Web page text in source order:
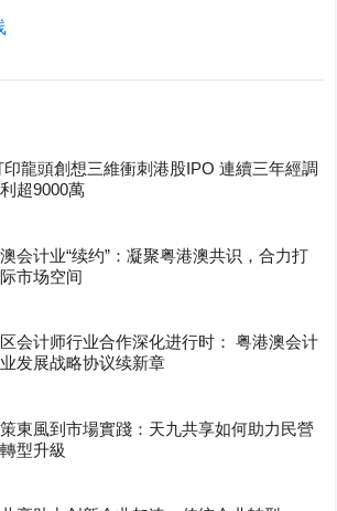
印龍頭創想三維衝刺港股IPO 連續三年經調
超9000萬
会计业“续约”：凝聚粤港澳共识，合力打
市场空间
会计师行业合作深化进行时： 粤港澳会计
发展战略协议续新章
東風到市場實踐：天九共享如何助力民營
型升級